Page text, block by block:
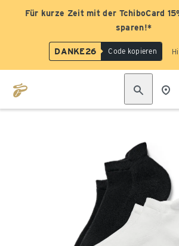
Für kurze Zeit mit der TchiboCard
sparen!*
DANKE26 Code kopieren